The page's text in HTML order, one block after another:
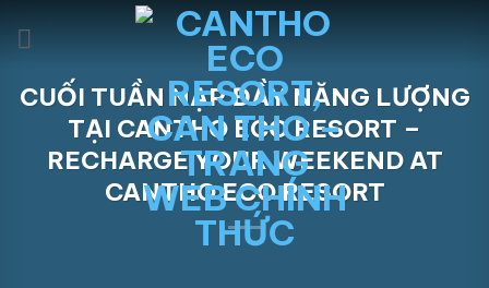
CUỐI TUẦN NẠP ĐẦY NĂNG LƯỢNG
TẠI CANTHO ECO RESORT –
RECHARGE YOUR WEEKEND AT
CANTHO ECO RESORT